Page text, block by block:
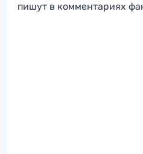
пишут в комментариях